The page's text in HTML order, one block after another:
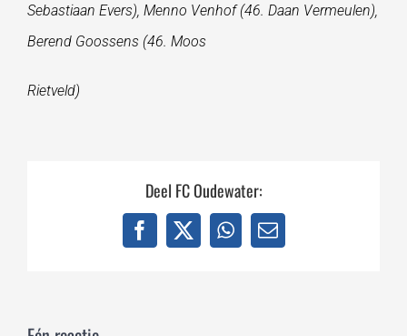
Sebastiaan Evers), Menno Venhof (46. Daan Vermeulen),
Berend Goossens (46. Moos
Rietveld)
Deel FC Oudewater:
Facebook
X WhatsApp
E-